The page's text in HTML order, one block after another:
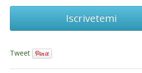
Iscrivetemi
Tweet